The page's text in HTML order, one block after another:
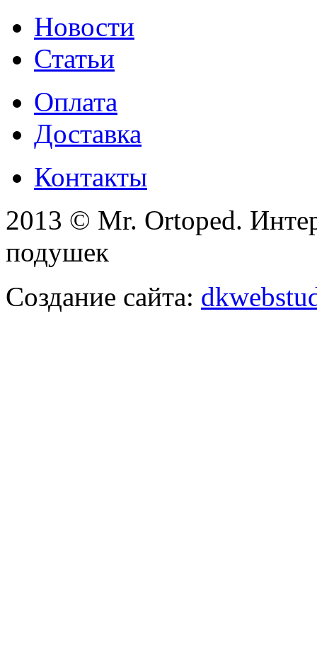
Новости
Статьи
Оплата
Доставка
Контакты
2013 © Mr. Ortoped.
подушек
Создание сайта: